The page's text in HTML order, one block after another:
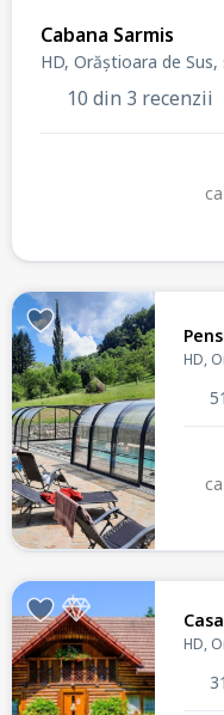
Cabana Sarmis
HD, Orăștioara de
10 din 3 recenzii
HD,
HD,